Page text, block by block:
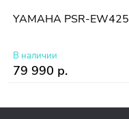
YAMAHA PSR-EW425
В наличии
79 990 р.